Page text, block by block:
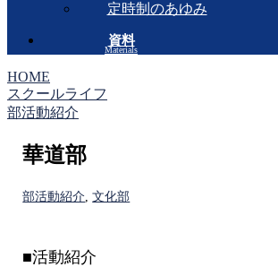
定時制のあゆみ
資料
Materials
HOME
スクールライフ
部活動紹介
華道部
部活動紹介 ,文化部
■活動紹介